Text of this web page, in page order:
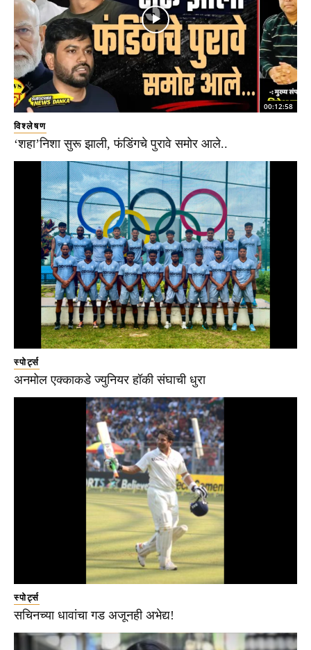
00:12:58
विश्लेषण
‘शहा’निशा सुरू झाली, फंडिंगचे पुरावे समोर आले..
स्पोर्ट्स
अनमोल एक्काकडे ज्युनियर हॉकी संघाची धुरा
स्पोर्ट्स
सचिनच्या धावांचा गड अजूनही अभेद्य!